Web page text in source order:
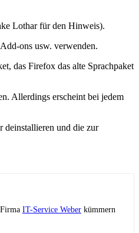
Lothar für den Hinweis).
ons usw. verwenden.
das Firefox das alte Sprachpaket
Allerdings erscheint bei jedem
deinstallieren und die zur
IT-Service Weber kümmern